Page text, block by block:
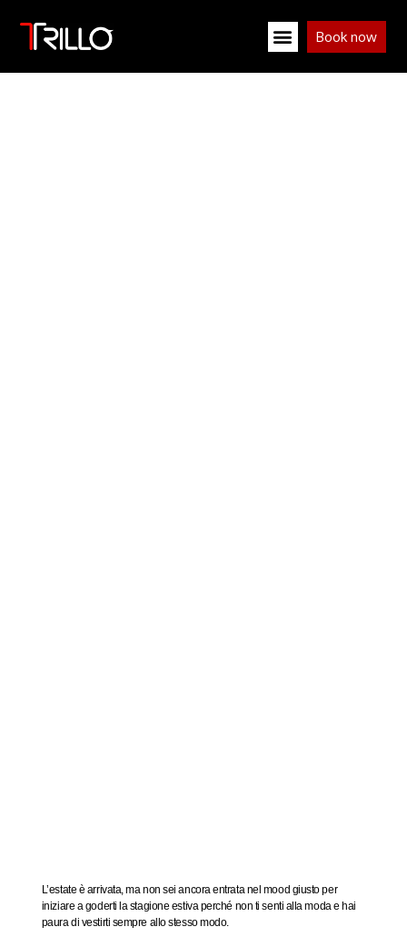
Book now
L’estate è arrivata, ma non sei ancora entrata nel mood giusto per
iniziare a goderti la stagione estiva perché non ti senti alla moda e hai
paura di vestirti sempre allo stesso modo.